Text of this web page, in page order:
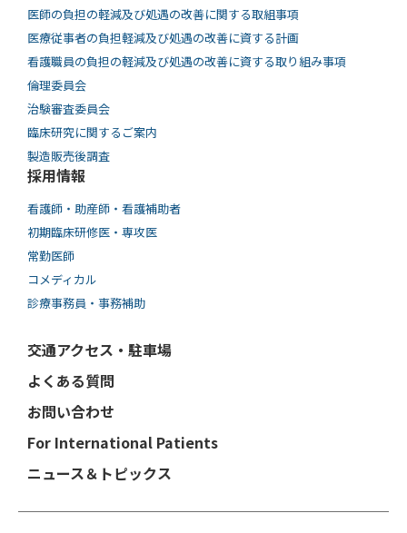
医師の負担の軽減及び処遇の改善に関する取組事項
医療従事者の負担軽減及び処遇の改善に資する計画
看護職員の負担の軽減及び処遇の改善に資する取り組み事項
倫理委員会
治験審査委員会
臨床研究に関するご案内
製造販売後調査
採用情報
看護師・助産師・看護補助者
初期臨床研修医・専攻医
常勤医師
コメディカル
診療事務員・事務補助
交通アクセス・駐車場
よくある質問
お問い合わせ
For International Patients
ニュース＆トピックス